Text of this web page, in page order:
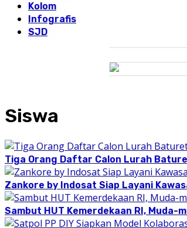
Kolom
Infografis
SJD
Siswa
Tiga Orang Daftar Calon Lurah
Zankore by Indosat Siap Layani
Sambut HUT Kemerdekaan RI, Muda-